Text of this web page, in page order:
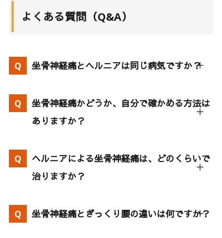
よくある質問（Q&A）
坐骨神経痛とヘルニアは同じ病気ですか？
坐骨神経痛かどうか、自分で確かめる方法は
ありますか？
ヘルニアによる坐骨神経痛は、どのくらいで
治りますか？
坐骨神経痛とぎっくり腰の違いは何ですか？